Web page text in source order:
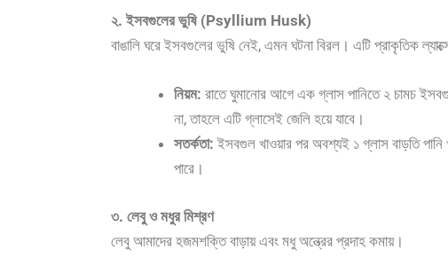
২. ইসবগুলের ভুষি (Psyllium Husk)
বাঙালি ঘরে ইসবগুলের ভুষি নেই, এমন ঘটনা বিরল। এটি প্রাকৃতিক
নিয়ম: রাতে ঘুমানোর আগে এক গ্লাস পানিতে ২ চামচ
না, তাহলে এটি গ্লাসেই জেলি হয়ে যাবে।
সতর্কতা: ইসবগুল খাওয়ার পর অবশ্যই ১ গ্লাস বাড়তি পানি
পারে।
৩. লেবু ও মধুর মিশ্রণ
লেবু আমাদের হজমশক্তি বাড়ায় এবং মধু অন্ত্রের প্রদাহ কমায়।